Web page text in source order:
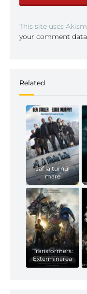
This site uses
your comment data
Related
Jaf la turnul
mare
Transformers:
Exterminarea